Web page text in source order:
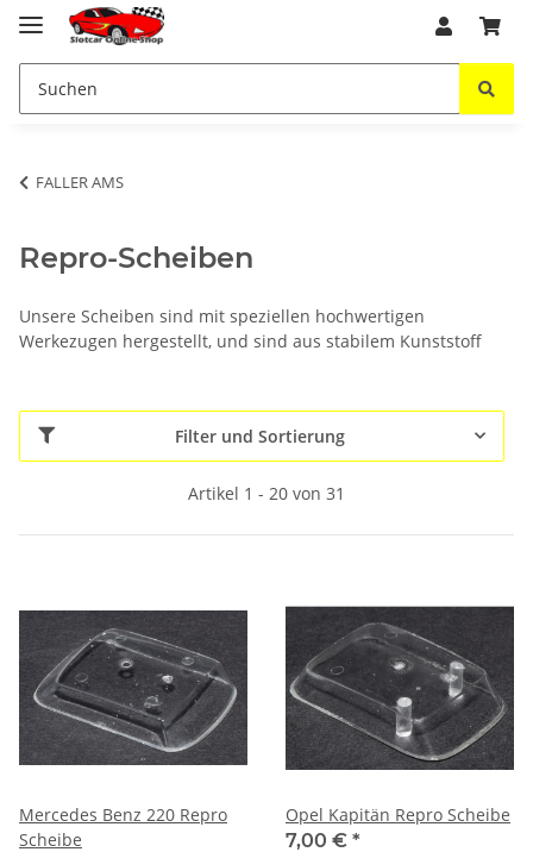
FALLER AMS
Repro-Scheiben
Unsere Scheiben sind mit speziellen hochwertigen
Werkezugen hergestellt, und sind aus stabilem Kunststoff
Filter und Sortierung
Artikel 1 - 20 von 31
Mercedes Benz 220 Repro
Scheibe
Opel Kapitän Repro Scheibe
7,00 € *